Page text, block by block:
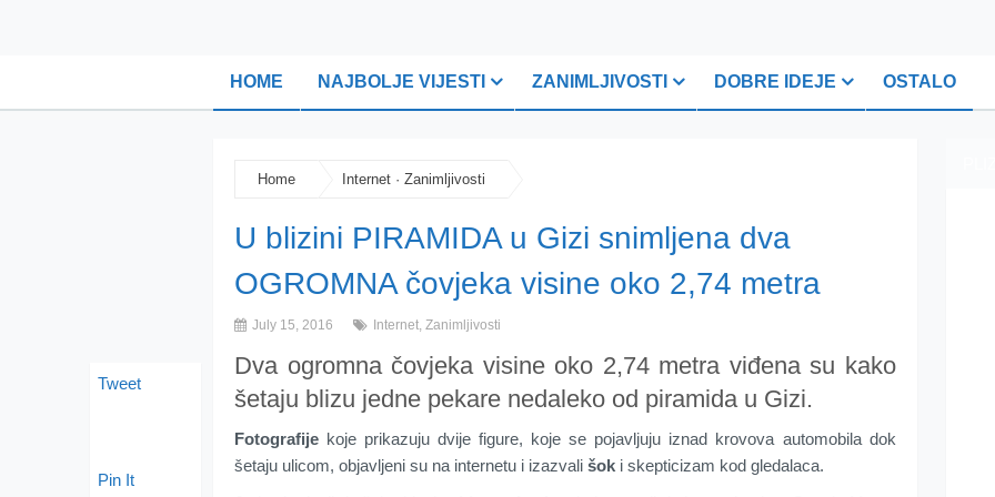
HOME NAJBOLJE VIJESTI ZANIMLJIVOSTI DOBRE IDEJE OSTALO
Home Internet · Zanimljivosti
U blizini PIRAMIDA u Gizi snimljena dva
OGROMNA čovjeka visine oko 2,74 metra
July 15, 2016 Internet, Zanimljivosti
Dva ogromna čovjeka visine oko 2,74 metra viđena su kako
šetaju blizu jedne pekare nedaleko od piramida u Gizi.
Fotografije koje prikazuju dvije figure, koje se pojavljuju iznad krovova automobila dok
šetaju ulicom, objavljeni su na internetu i izazvali šok i skepticizam kod gledalaca.
Tweet
Pin It